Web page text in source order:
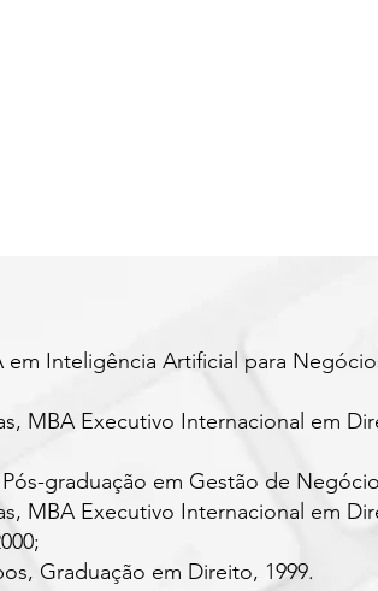
em Inteligência Artificial para
MBA Executivo Internacional em
graduação em Gestão de
MBA Executivo Internacional em
Graduação em Direito, 1999.